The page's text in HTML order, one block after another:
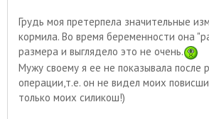
Грудь моя претерпела значительные
кормила. Во время беременности она
размера и выглядело это не очень.
Мужу своему я ее не показывала после
операции,т.е. он не видел моих
только моих силикош!)